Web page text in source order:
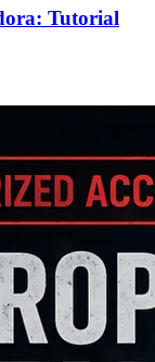
Tutorial